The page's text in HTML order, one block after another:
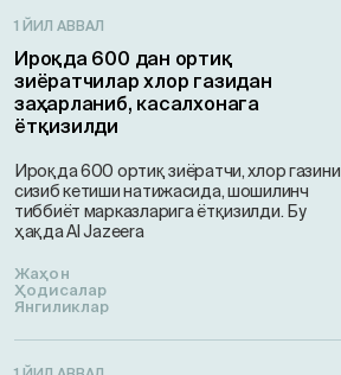
1 ЙИЛ АВВАЛ
Ироқда 600 дан ортиқ
зиёратчилар хлор газидан
заҳарланиб, касалхонага
ётқизилди
Ироқда 600 ортиқ зиёратчи, хлор газини
сизиб кетиши натижасида, шошилинч
тиббиёт марказларига ётқизилди. Бу
ҳақда Al Jazeera
Жаҳон
Ҳодисалар
Янгиликлар